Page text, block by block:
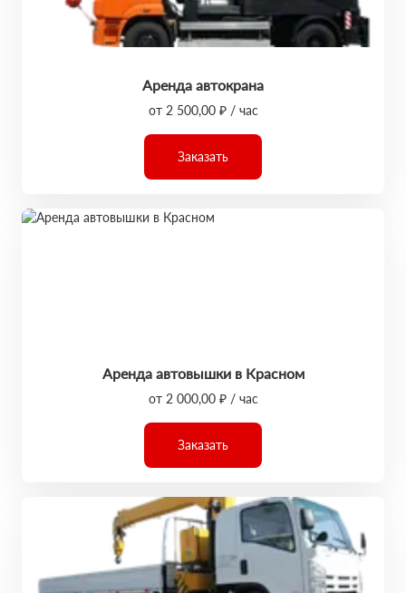
Аренда автокрана
от 2 500,00 ₽ / час
Заказать
Аренда автовышки в Красном
от 2 000,00 ₽ / час
Заказать